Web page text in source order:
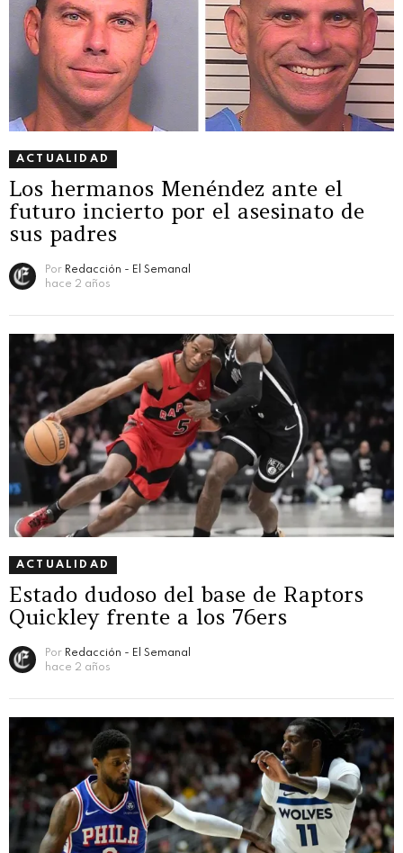
ACTUALIDAD
Los hermanos Menéndez ante el
futuro incierto por el asesinato de
sus padres
Por Redacción - El Semanal
hace 2 años
ACTUALIDAD
Estado dudoso del base de Raptors
Quickley frente a los 76ers
Por Redacción - El Semanal
hace 2 años